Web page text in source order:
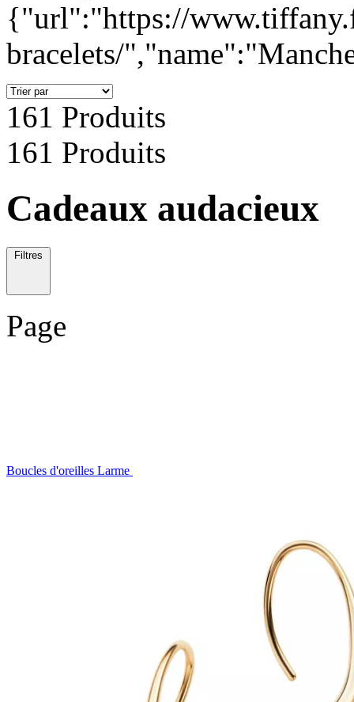
{"url":"https://
bracelets/
161 Produits
161 Produits
Cadeaux audacieux
Filtres
Page
Boucles d'oreilles Larme